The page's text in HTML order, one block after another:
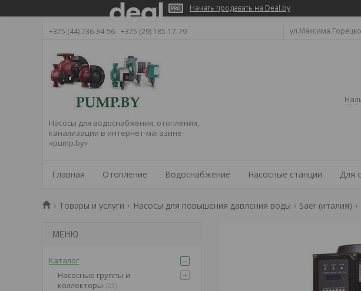
Начать продавать на Deal.by
+375 (44) 736-34-56 +375 (29) 185-17-79 ул.Максима
Насосы для водоснабжения, отопления,
канализации в интернет-магазине
«pump.by»
Главная Отопление Водоснабжение Насосные станции Для
Товары и услуги Насосы для повышения давления воды Saer (италия)
Каталог
Насосные группы и
коллекторы 23